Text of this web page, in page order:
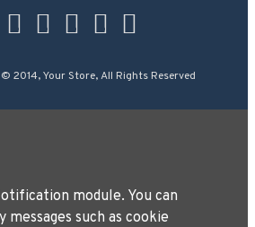
2014, Your Store, All Rights Reserved
module. You can
such as cookie